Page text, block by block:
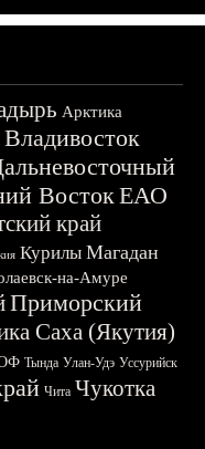
Арктика
Владивосток
ВостокЕАО
край
Курилы Магадан
на-Амуре
Приморский
Саха (Якутия)
Тында Улан-Удэ Уссурийск
Чита Чукотка